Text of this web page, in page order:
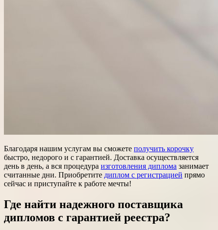
Благодаря нашим услугам вы сможете получить корочку
быстро, недорого и с гарантией. Доставка осуществляется
день в день, а вся процедура изготовления диплома занимает
считанные дни. Приобретите диплом с регистрацией прямо
сейчас и приступайте к работе мечты!
Где найти надежного поставщика
дипломов с гарантией реестра?